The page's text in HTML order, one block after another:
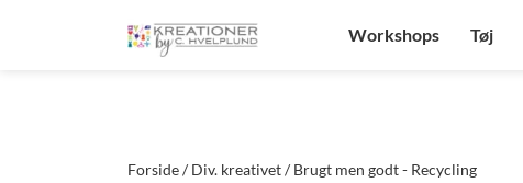
Workshops Tøj
Forside/ Div. kreativet/ Brugt men godt - Recycling